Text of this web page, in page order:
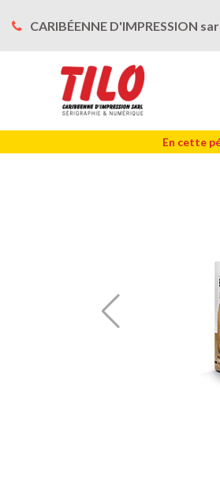
CARIBÉENNE D'IMPRESSION
En cette